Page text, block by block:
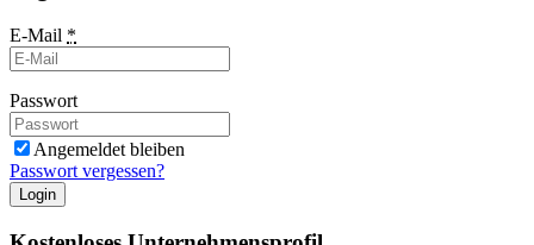
E-Mail *
Passwort
Angemeldet bleiben
Passwort vergessen?
Login